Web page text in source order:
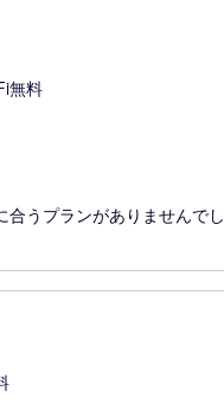
無料
合うプランがありませんで